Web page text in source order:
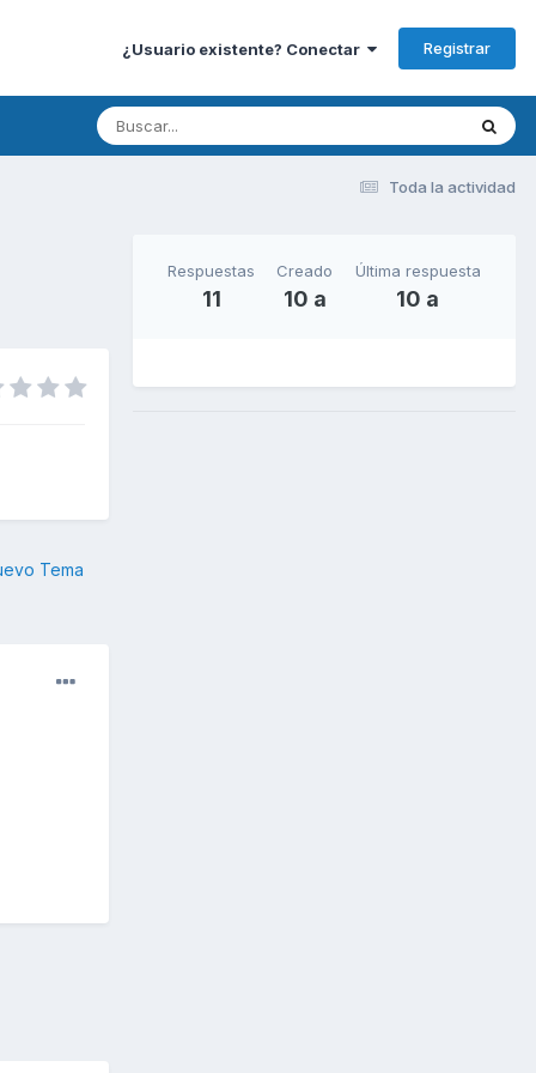
¿Usuario existente? Conectar Registrar
Toda la actividad
Tema
Respuestas
11
Creado
10 a
Última respuesta
10 a